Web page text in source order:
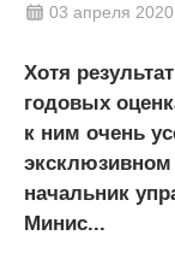
03 апреля 2020
Хотя
годовых
к ним очень
начальник
Минис...